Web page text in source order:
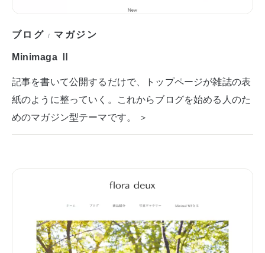
ブログ / マガジン
Minimaga Ⅱ
記事を書いて公開するだけで、トップページが雑誌の表
紙のように整っていく。これからブログを始める人のた
めのマガジン型テーマです。 ＞